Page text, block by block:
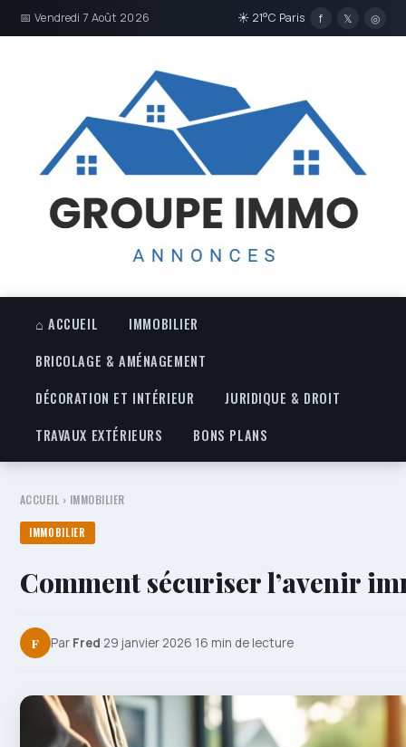
📅 Vendredi 7 Août 2026 ☀ 21°C Paris f 𝕏 ◎
⌂ ACCUEIL
IMMOBILIER
BRICOLAGE & AMÉNAGEMENT
DÉCORATION ET INTÉRIEUR
JURIDIQUE & DROIT
TRAVAUX EXTÉRIEURS
BONS PLANS
ACCUEIL › IMMOBILIER
IMMOBILIER
Comment sécuriser l’avenir
F Par Fred·29 janvier 2026·16 min de lecture